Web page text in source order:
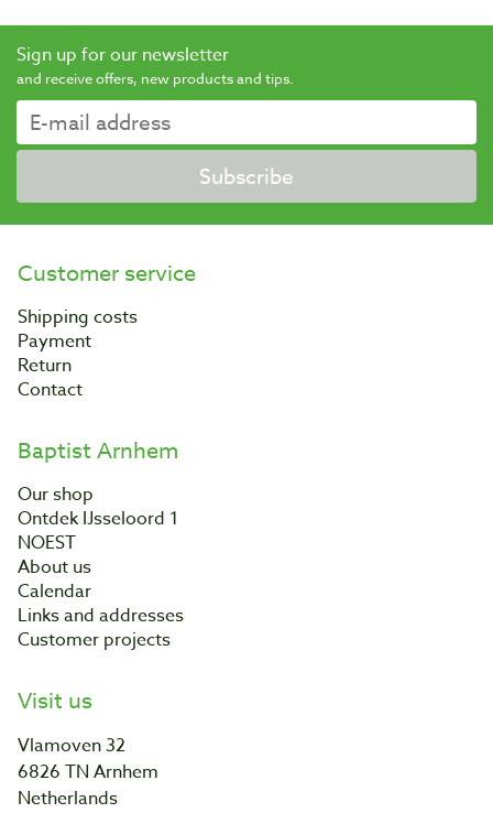
Sign up for our newsletter
and receive offers, new products and tips.
Subscribe
Customer service
Shipping costs
Payment
Return
Contact
Baptist Arnhem
Our shop
Ontdek IJsseloord 1
NOEST
About us
Calendar
Links and addresses
Customer projects
Visit us
Vlamoven 32
6826 TN Arnhem
Netherlands